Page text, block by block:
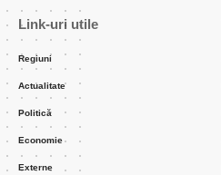
Link-uri utile
Regiuni
Actualitate
Politică
Economie
Externe